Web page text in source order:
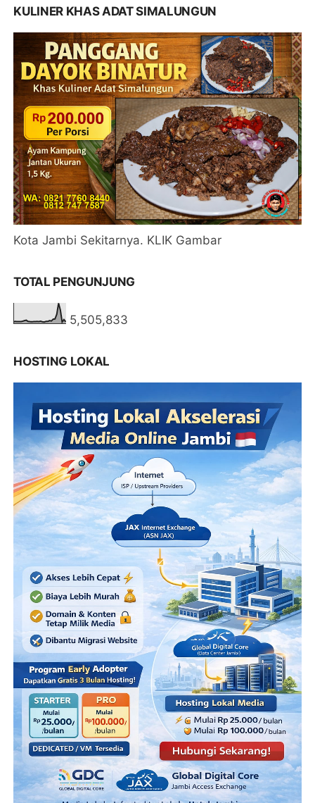
KULINER KHAS ADAT SIMALUNGUN
Kota Jambi Sekitarnya. KLIK Gambar
TOTAL PENGUNJUNG
5,505,833
HOSTING LOKAL